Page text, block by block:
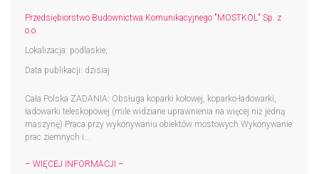
Przedsiębiorstwo Budownictwa Komunikacyjnego "MOSTKOL" Sp. z
o.o.
Lokalizacja: podlaskie,
Data publikacji: dzisiaj
Cała Polska ZADANIA: Obsługa koparki kołowej, koparko-ładowarki,
ładowarki teleskopowej (mile widziane uprawnienia na więcej niż jedną
maszynę) Praca przy wykonywaniu obiektów mostowych Wykonywanie
prac ziemnych i...
– WIĘCEJ INFORMACJI –